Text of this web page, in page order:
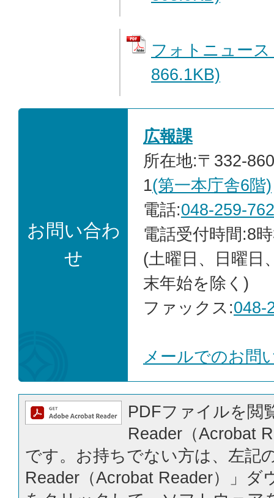
フォトニュー
866.1KB)
お問い合わ
せ
広報課
所在地:〒332-
1(第一本庁舎6階)
電話:048-259-
電話受付時間:8
(土曜日、日曜日
末年始を除く)
ファックス:048-
メールでのお問
PDFファイルを閲
Reader（Acrobat
です。お持ちでない方は、左記
Reader（Acrobat Reader）」ダ